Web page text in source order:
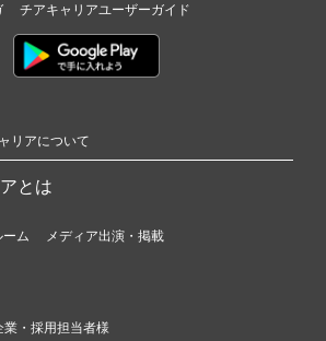
チアキャリアユーザーガイド
リアについて
とは
ーム
メディア出演・掲載
業・採用担当者様